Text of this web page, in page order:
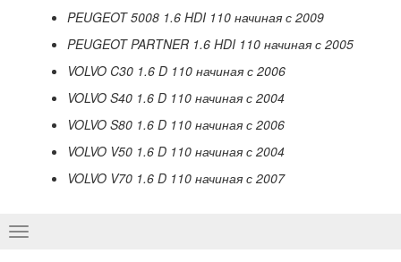
PEUGEOT 5008 1.6 HDI 110 начиная с 2009
PEUGEOT PARTNER 1.6 HDI 110 начиная с 2005
VOLVO C30 1.6 D 110 начиная с 2006
VOLVO S40 1.6 D 110 начиная с 2004
VOLVO S80 1.6 D 110 начиная с 2006
VOLVO V50 1.6 D 110 начиная с 2004
VOLVO V70 1.6 D 110 начиная с 2007
Basculer